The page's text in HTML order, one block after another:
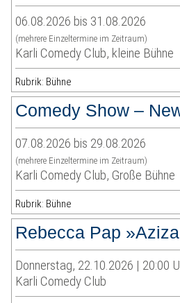
06.08.2026 bis 31.08.2026
(mehrere Einzeltermine im Zeitraum)
Karli Comedy Club, kleine Bühne
Rubrik: Bühne
Comedy Show –
07.08.2026 bis 29.08.2026
(mehrere Einzeltermine im Zeitraum)
Karli Comedy Club, Große Bühne
Rubrik: Bühne
Rebecca Pap
Donnerstag, 22.10.2026 | 20:00
Karli Comedy Club